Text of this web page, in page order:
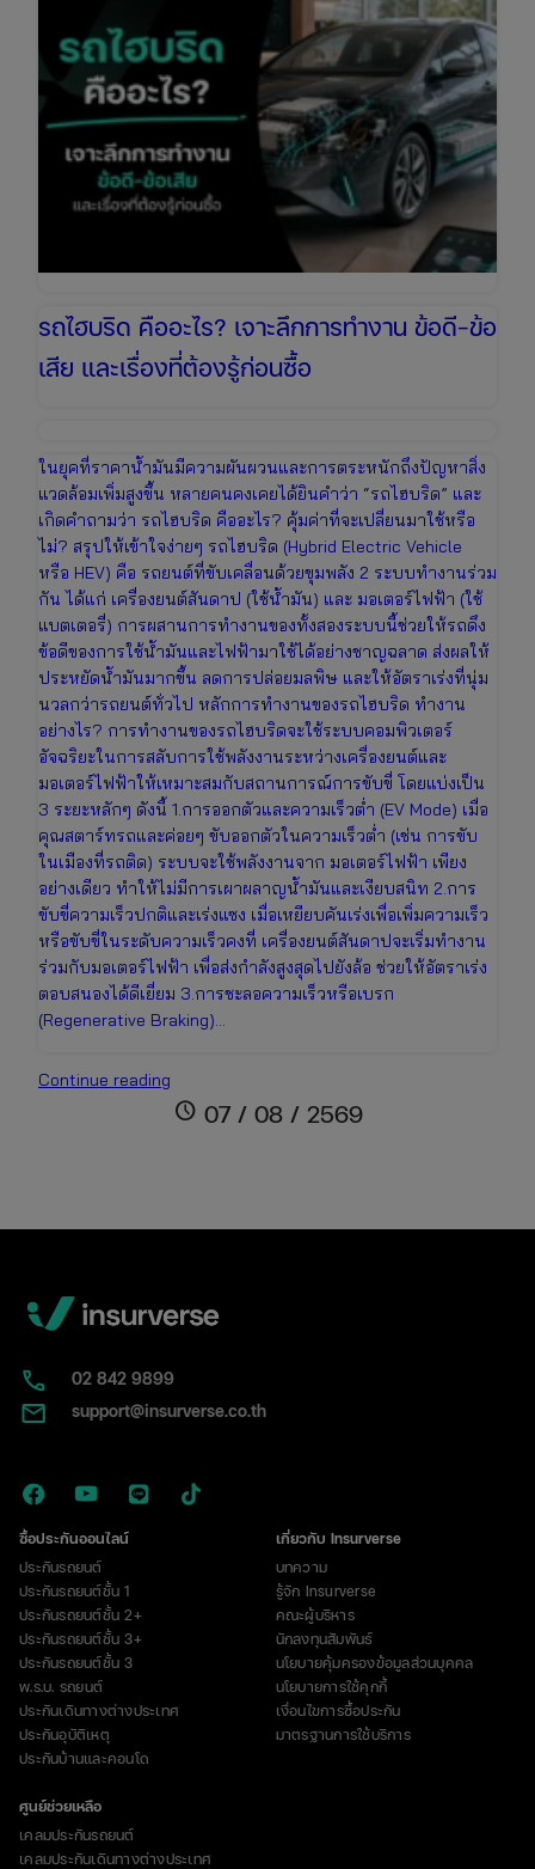
รวม
สาเหตุ
และ
วิธี
แก้ไข
เบื้อง
ต้น
รถไฮบริด คืออะไร? เจาะลึกการทำงาน ข้อดี-ข้อ
เสีย และเรื่องที่ต้องรู้ก่อนซื้อ
ในยุคที่ราคาน้ำมันมีความผันผวนและการตระหนักถึงปัญหาสิ่ง
แวดล้อมเพิ่มสูงขึ้น หลายคนคงเคยได้ยินคำว่า “รถไฮบริด” และ
เกิดคำถามว่า รถไฮบริด คืออะไร? คุ้มค่าที่จะเปลี่ยนมาใช้หรือ
ไม่? สรุปให้เข้าใจง่ายๆ รถไฮบริด (Hybrid Electric Vehicle
หรือ HEV) คือ รถยนต์ที่ขับเคลื่อนด้วยขุมพลัง 2 ระบบทำงานร่วม
กัน ได้แก่ เครื่องยนต์สันดาป (ใช้น้ำมัน) และ มอเตอร์ไฟฟ้า (ใช้
แบตเตอรี่) การผสานการทำงานของทั้งสองระบบนี้ช่วยให้รถดึง
ข้อดีของการใช้น้ำมันและไฟฟ้ามาใช้ได้อย่างชาญฉลาด ส่งผลให้
ประหยัดน้ำมันมากขึ้น ลดการปล่อยมลพิษ และให้อัตราเร่งที่นุ่ม
นวลกว่ารถยนต์ทั่วไป หลักการทำงานของรถไฮบริด ทำงาน
อย่างไร? การทำงานของรถไฮบริดจะใช้ระบบคอมพิวเตอร์
อัจฉริยะในการสลับการใช้พลังงานระหว่างเครื่องยนต์และ
มอเตอร์ไฟฟ้าให้เหมาะสมกับสถานการณ์การขับขี่ โดยแบ่งเป็น
3 ระยะหลักๆ ดังนี้ 1.การออกตัวและความเร็วต่ำ (EV Mode) เมื่อ
คุณสตาร์ทรถและค่อยๆ ขับออกตัวในความเร็วต่ำ (เช่น การขับ
ในเมืองที่รถติด) ระบบจะใช้พลังงานจาก มอเตอร์ไฟฟ้า เพียง
อย่างเดียว ทำให้ไม่มีการเผาผลาญน้ำมันและเงียบสนิท 2.การ
ขับขี่ความเร็วปกติและเร่งแซง เมื่อเหยียบคันเร่งเพื่อเพิ่มความเร็ว
หรือขับขี่ในระดับความเร็วคงที่ เครื่องยนต์สันดาปจะเริ่มทำงาน
ร่วมกับมอเตอร์ไฟฟ้า เพื่อส่งกำลังสูงสุดไปยังล้อ ช่วยให้อัตราเร่ง
ตอบสนองได้ดีเยี่ยม 3.การชะลอความเร็วหรือเบรก
(Regenerative Braking)…
Continue reading
ไฮ
ลึก
ข้อดี-
เสีย
เรื่อง
schedule 07 / 08 / 2569
02​ 842 9899
support@insurverse.co.th
ซื้อประกันออนไลน์
ประกันรถยนต์
ประกันรถยนต์ชั้น 1
ประกันรถยนต์ชั้น 2+
ประกันรถยนต์ชั้น 3+
ประกันรถยนต์ชั้น 3
พ.ร.บ. รถยนต์
ประกันเดินทางต่างประเทศ
ประกันอุบัติเหตุ
ประกันบ้านและคอนโด
เกี่ยวกับ Insurverse
บทความ
รู้จัก Insurverse
คณะผู้บริหาร
นักลงทุนสัมพันธ์
นโยบายคุ้มครองข้อมูลส่วนบุคคล
นโยบายการใช้คุกกี้
เงื่อนไขการซื้อประกัน
มาตรฐานการใช้บริการ
ศูนย์ช่วยเหลือ
เคลมประกันรถยนต์
เคลมประกันเดินทางต่างประเทศ